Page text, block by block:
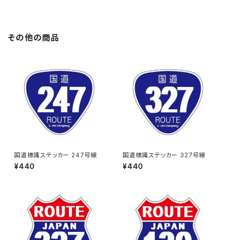
その他の商品
国道標識ステッカー 247号線
¥440
国道標識ステッカー 327号線
¥440